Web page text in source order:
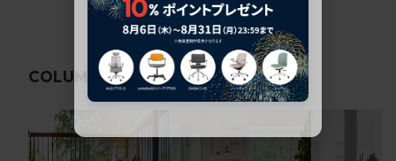
COLUMN関連コラム